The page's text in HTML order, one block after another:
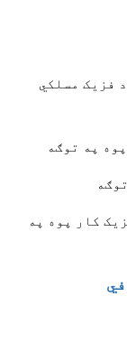
فزیک مسلکي
په توګه
کار پوه په